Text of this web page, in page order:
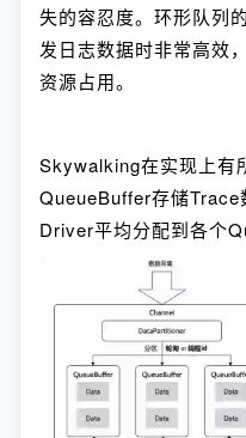
失的容忍度。环形队列
发日志数据时非常高效
资源占用。
Skywalking在实现上有
QueueBuffer存储Trace
Driver平均分配到各个